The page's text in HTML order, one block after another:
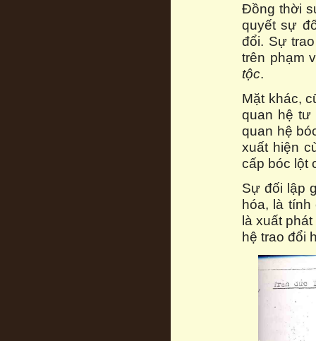
Đồng thời
quyết sự
đổi. Sự
trên phạm
tộc.
Mặt khác,
quan hệ tư
quan hệ
xuất hiện
cấp bóc lột
Sự đối lập
hóa, là tính
là xuất
hệ trao đổi